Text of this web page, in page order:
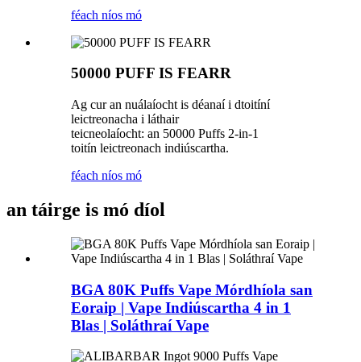
féach níos mó
50000 PUFF IS FEARR
Ag cur an nuálaíocht is déanaí i dtoitíní
leictreonacha i láthair
teicneolaíocht: an 50000 Puffs 2-in-1
toitín leictreonach indiúscartha.
féach níos mó
an táirge is mó díol
BGA 80K Puffs Vape Mórdhíola san
Eoraip | Vape Indiúscartha 4 in 1
Blas | Soláthraí Vape